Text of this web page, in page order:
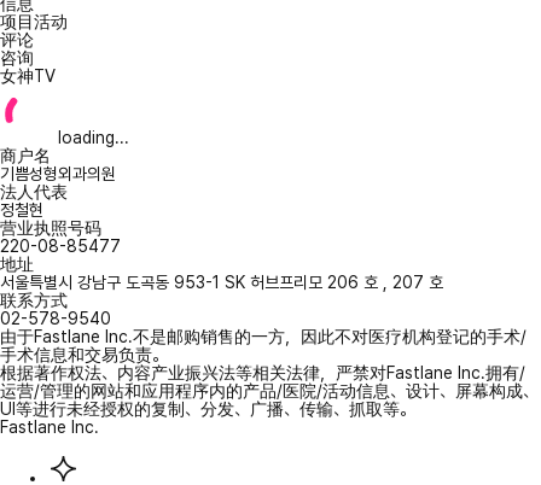
项目活动
评论
咨询
女神TV
loading...
商户名
기쁨성형외과의원
法人代表
정철현
营业执照号码
220-08-85477
地址
서울특별시 강남구 도곡동 953-1 SK 허브프리모 206 호 , 207 호
联系方式
02-578-9540
由于Fastlane Inc.不是邮购销售的一方，因此不对医疗机构登记的手术/
手术信息和交易负责。
根据著作权法、内容产业振兴法等相关法律，严禁对Fastlane Inc.拥有/
运营/管理的网站和应用程序内的产品/医院/活动信息、设计、屏幕构成、
UI等进行未经授权的复制、分发、广播、传输、抓取等。
Fastlane Inc.